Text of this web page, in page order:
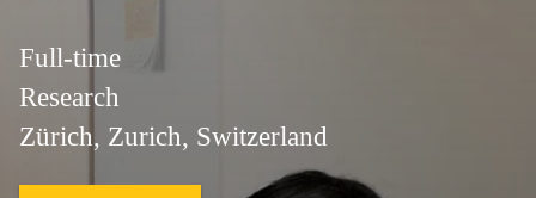
Full-time
Research
Zürich, Zurich, Switzerland